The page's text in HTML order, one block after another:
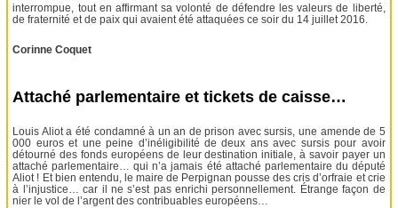
interrompue, tout en affirmant sa volonté de défendre les valeurs de liberté,
de fraternité et de paix qui avaient été attaquées ce soir du 14 juillet 2016.
Corinne Coquet
Attaché parlementaire et tickets de caisse…
Louis Aliot a été condamné à un an de prison avec sursis, une amende de 5
000 euros et une peine d’inéligibilité de deux ans avec sursis pour avoir
détourné des fonds européens de leur destination initiale, à savoir payer un
attaché parlementaire… qui n’a jamais été attaché parlementaire du député
Aliot ! Et bien entendu, le maire de Perpignan pousse des cris d’orfraie et crie
à l’injustice… car il ne s’est pas enrichi personnellement. Étrange façon de
nier le vol de l’argent des contribuables européens…